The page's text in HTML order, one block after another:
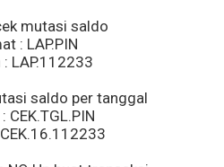
mutasi saldo
: LAP.PIN
LAP.112233
saldo per tanggal
CEK.TGL.PIN